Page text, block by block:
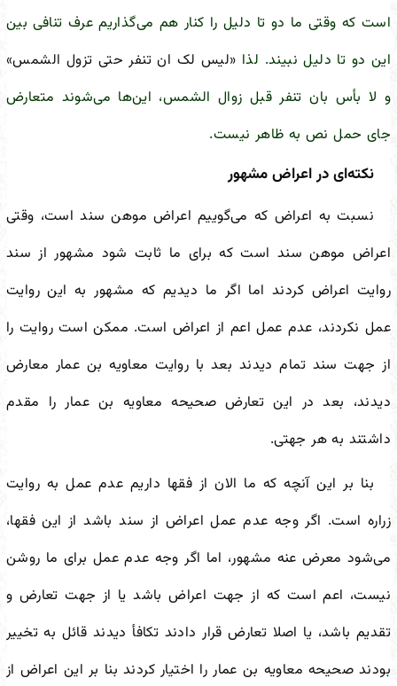
است که وقتی ما دو تا دلیل را کنار هم می‌گذاریم عرف تنافی بین
این دو تا دلیل نبیند. لذا «لیس لک ان تنفر حتی تزول الشمس»
و لا بأس بان تنفر قبل زوال الشمس، این‌ها می‌شوند متعارض
جای حمل نص به ظاهر نیست.
نکته‌ای در اعراض مشهور
نسبت به اعراض که می‌گوییم اعراض موهن سند است، وقتی
اعراض موهن سند است که برای ما ثابت شود مشهور از سند
روایت اعراض کردند اما اگر ما دیدیم که مشهور به این روایت
عمل نکردند، عدم عمل اعم از اعراض است. ممکن است روایت را
از جهت سند تمام دیدند بعد با روایت معاویه بن عمار معارض
دیدند، بعد در این تعارض صحیحه معاویه بن عمار را مقدم
داشتند به هر جهتی.
بنا بر این آنچه که ما الان از فقها داریم عدم عمل به روایت
زراره است. اگر وجه عدم عمل اعراض از سند باشد از این فقها،
می‌شود معرض عنه مشهور، اما اگر وجه عدم عمل برای ما روشن
نیست، اعم است که از جهت اعراض باشد یا از جهت تعارض و
تقدیم باشد، یا اصلا تعارض قرار دادند تکافأ دیدند قائل به تخییر
بودند صحیحه معاویه بن عمار را اختیار کردند بنا بر این اعراض از